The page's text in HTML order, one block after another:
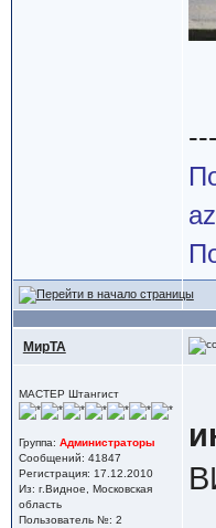
МирТА
МАСТЕР Штангист
Группа: Администраторы
Сообщений: 41847
Регистрация: 17.12.2010
Из: г.Видное, Московская
область
Пользователь №: 2